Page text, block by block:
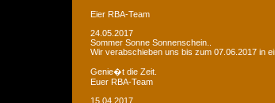
Eier RBA-Team
24.05.2017
Sommer Sonne Sonnenschein..
Wir verabschieben uns bis zum 07.06.2017 in
Genie�t die Zeit.
Euer RBA-Team
15.04.2017